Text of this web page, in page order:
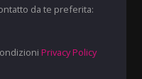
da te preferita:
Privacy Policy